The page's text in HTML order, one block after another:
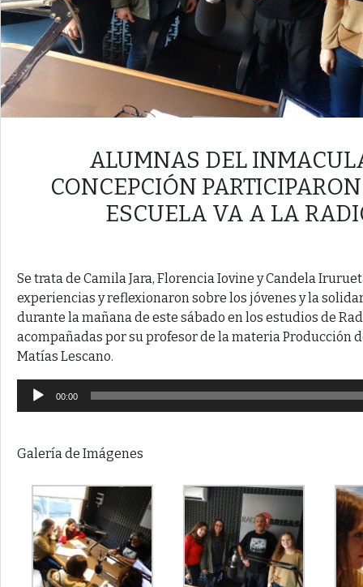
ALUMNAS DEL
CONCEPCIÓN
ESCUELA VA A LA
Se trata de Camila Jara, Florencia Iovine y Candela
experiencias y reflexionaron sobre los jóvenes y la
durante la mañana de este sábado en los estudios de
acompañadas por su profesor de la materia Producción
Matías Lescano.
Reproductor
00:00
Galería de Imágenes